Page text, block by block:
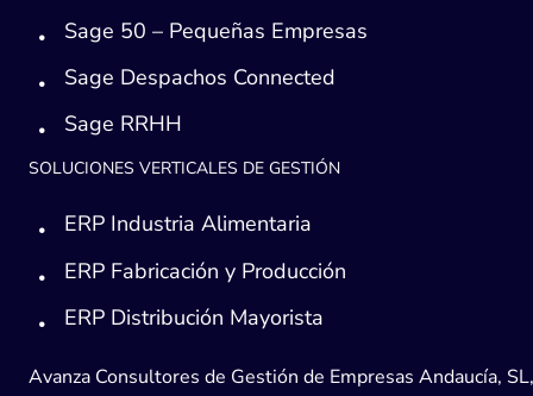
Sage 50 – Pequeñas Empresas
Sage Despachos Connected
Sage RRHH
SOLUCIONES VERTICALES DE GESTIÓN
ERP Industria Alimentaria
ERP Fabricación y Producción
ERP Distribución Mayorista
Avanza Consultores de Gestión de Empresas Andaucía,